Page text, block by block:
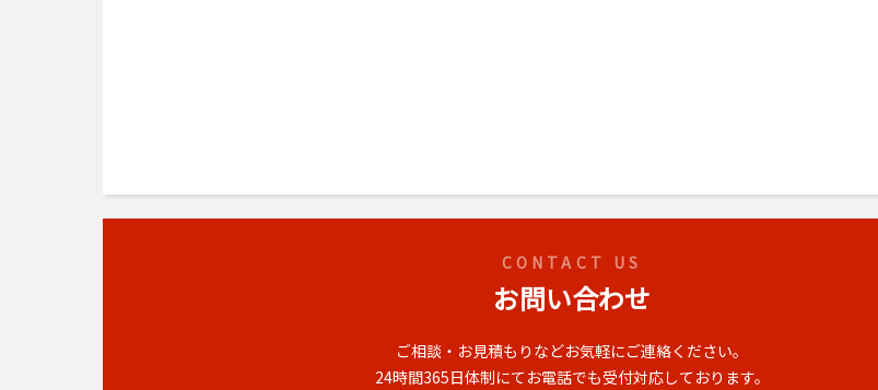
CONTACT US
お問い合わせ
ご相談・お見積もりなどお気軽にご連絡ください。
24時間365日体制にてお電話でも受付対応しております。